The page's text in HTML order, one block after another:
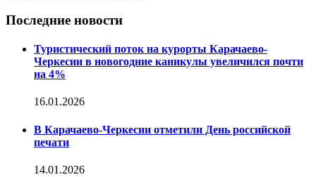
Последние новости
Туристический поток на курорты Карачаево-
Черкесии в новогодние каникулы увеличился почти
на 4%
16.01.2026
В Карачаево-Черкесии отметили День российской
печати
14.01.2026